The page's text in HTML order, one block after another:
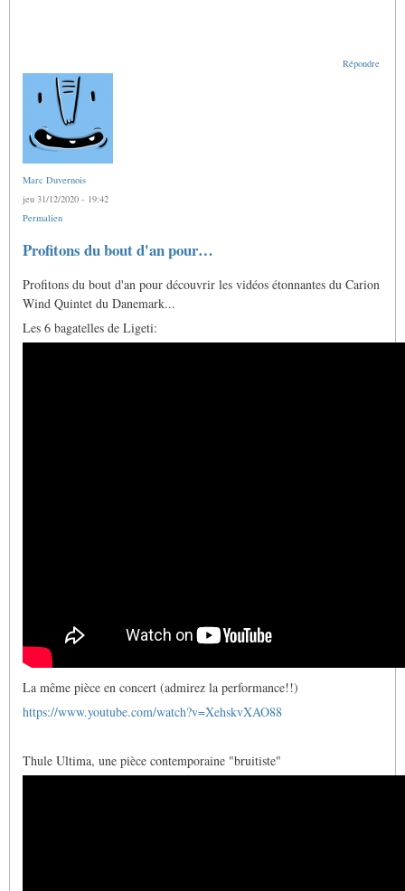
Répondre
Marc Duvernois
jeu 31/12/2020 - 19:42
Permalien
En
réponse
Petites
vidéos
pour
le
Profitons du bout d'an pour…
Profitons du bout d'an pour découvrir les vidéos étonnantes du Carion
Wind Quintet du Danemark...
Les 6 bagatelles de Ligeti:
La même pièce en concert (admirez la performance!!)
https://www.youtube.com/watch?v=XehskvXAO88
Thule Ultima, une pièce contemporaine "bruitiste"